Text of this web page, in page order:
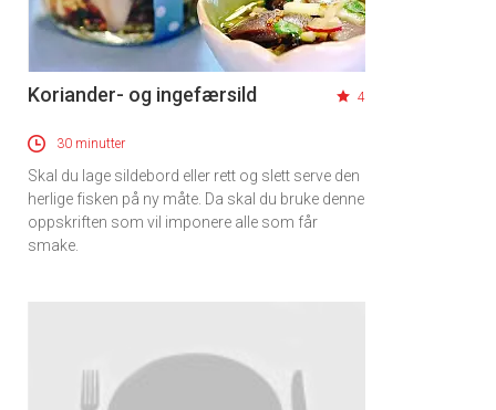
Koriander- og ingefærsild 4
30 minutter
Skal du lage sildebord eller rett og slett serve den
herlige fisken på ny måte. Da skal du bruke denne
oppskriften som vil imponere alle som får
smake.